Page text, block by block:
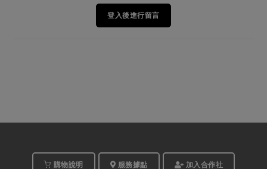
登入後進行留言
購物說明 服務據點 加入合作社